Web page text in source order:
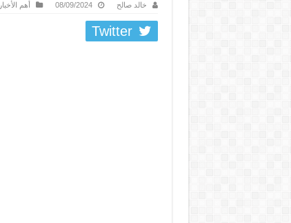
خالد صالح 08/09/2024 أهم الأخبار
Twitter